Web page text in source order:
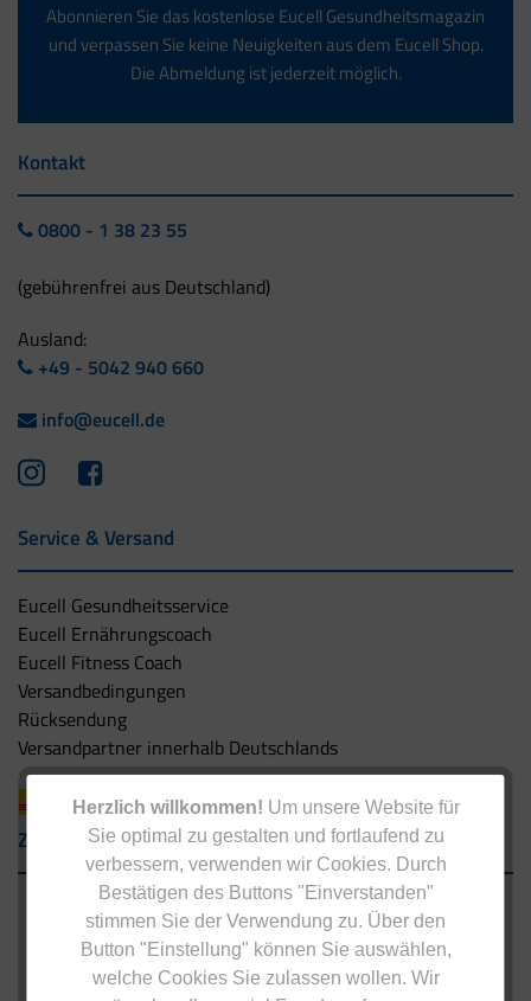
Herzlich willkommen! Um unsere Website für
Sie optimal zu gestalten und fortlaufend zu
verbessern, verwenden wir Cookies. Durch
Bestätigen des Buttons "Einverstanden"
stimmen Sie der Verwendung zu. Über den
Button "Einstellung" können Sie auswählen,
welche Cookies Sie zulassen wollen. Wir
Abonnieren Sie das kostenlose Eucell Gesundheitsmagazin
und verpassen Sie keine Neuigkeiten aus dem Eucell Shop.
Die Abmeldung ist jederzeit möglich.
Kontakt
0800 - 1 38 23 55
(gebührenfrei aus Deutschland)
Ausland:
+49 - 5042 940 660
info@eucell.de
Service & Versand
Eucell Gesundheitsservice
Eucell Ernährungscoach
Eucell Fitness Coach
Versandbedingungen
Rücksendung
Versandpartner innerhalb Deutschlands
Zahlungsarten